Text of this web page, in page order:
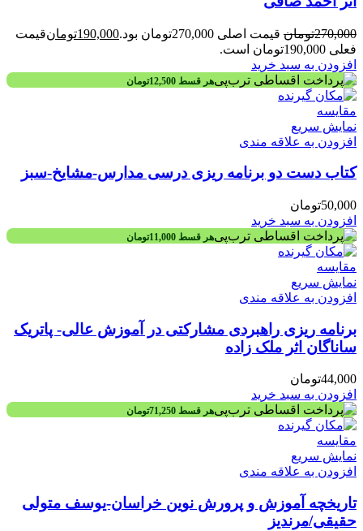
270,000تومان قیمت اصلی 270,000تومان بود. 190,000تومانقیمت
فعلی 190,000تومان است.
افزودن به سبد خرید
هر قسط 12,500تومان
مقايسه
نمایش سریع
افزودن به علاقه مندی
کتاب دست دو برنامه ريزی درسی مدارس-مشايخ-سبز
50,000تومان
افزودن به سبد خرید
هر قسط 11,000تومان
مقايسه
نمایش سریع
افزودن به علاقه مندی
برنامه ریزی راهبردی مشارکتی در آموزش عالی- پاتریک
ساناگان اثر ملک زاده
44,000تومان
افزودن به سبد خرید
هر قسط 71,250تومان
مقايسه
نمایش سریع
افزودن به علاقه مندی
تاریخچه آموزش و پرورش نوین خراسان-یوسف متولی
حقیقی/مرندیز